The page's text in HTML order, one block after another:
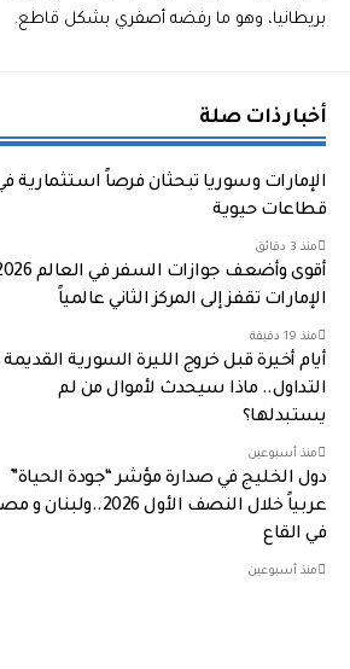
بريطانيا، وهو ما رفضه أصفري بشكل قاطع.
أخبار ذات صلة
قطاعات حيوية
منذ 3 دقائق
الإمارات تقفز إلى المركز الثاني عالمياً
منذ 19 دقيقة
أيام أخيرة قبل خروج الليرة السورية
التداول.. ماذا سيحدث لأموال من لم
يستبدلها؟
منذ أسبوعين
دول الخليج في صدارة مؤشر “جودة الحياة”
عربياً خلال النصف الأول 2026..ولبنان و
في القاع
منذ أسبوعين